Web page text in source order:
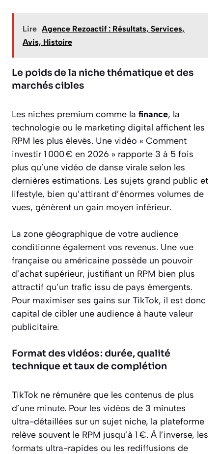
Lire Agence Rezoactif : Résultats, Services,
Avis, Histoire
Le poids de la niche thématique et des
marchés cibles
Les niches premium comme la finance, la
technologie ou le marketing digital affichent les
RPM les plus élevés. Une vidéo « Comment
investir 1 000 € en 2026 » rapporte 3 à 5 fois
plus qu’une vidéo de danse virale selon les
dernières estimations. Les sujets grand public et
lifestyle, bien qu’attirant d’énormes volumes de
vues, génèrent un gain moyen inférieur.
La zone géographique de votre audience
conditionne également vos revenus. Une vue
française ou américaine possède un pouvoir
d’achat supérieur, justifiant un RPM bien plus
attractif qu’un trafic issu de pays émergents.
Pour maximiser ses gains sur TikTok, il est donc
capital de cibler une audience à haute valeur
publicitaire.
Format des vidéos : durée, qualité
technique et taux de complétion
TikTok ne rémunère que les contenus de plus
d’une minute. Pour les vidéos de 3 minutes
ultra-détaillées sur un sujet niche, la plateforme
relève souvent le RPM jusqu’à 1 €. À l’inverse, les
formats ultra-rapides ou les rediffusions de